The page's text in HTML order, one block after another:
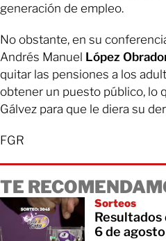
generación de empleo.
No obstante, en su
Andrés Manuel López
quitar las pensiones a los
obtener un puesto público, lo
Gálvez para que le diera su
FGR
TE
Sorteos
Resultados
6 de